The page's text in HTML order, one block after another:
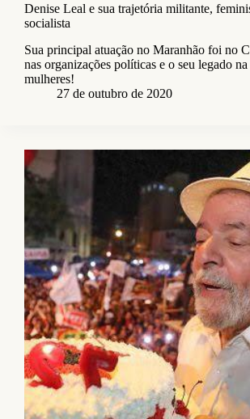
Denise Leal e sua trajetória militante,
socialista
Sua principal atuação no Maranhão foi no
nas organizações políticas e o seu legado
mulheres!
27 de outubro de 2020